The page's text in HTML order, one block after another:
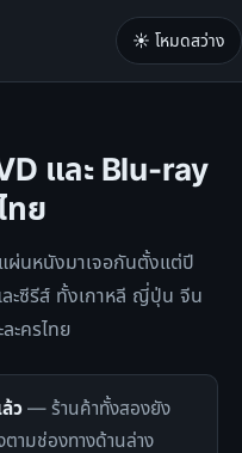
☀️ โหมดสว่าง
และ Blu-ray
ทย
ผ่นหนังมาเจอกันตั้งแต่ปี
ะซีรีส์ ทั้งเกาหลี ญี่ปุ่น จีน
ะครไทย
ว — ร้านค้าทั้งสองยัง
ามช่องทางด้านล่าง